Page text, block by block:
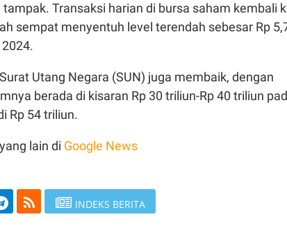
Transaksi harian di bursa saham kembali
sempat menyentuh level terendah sebesar Rp
Utang Negara (SUN) juga membaik, dengan
berada di kisaran Rp 30 triliun-Rp 40 triliun
Rp 54 triliun.
lain di Google News
INDEKS BERITA